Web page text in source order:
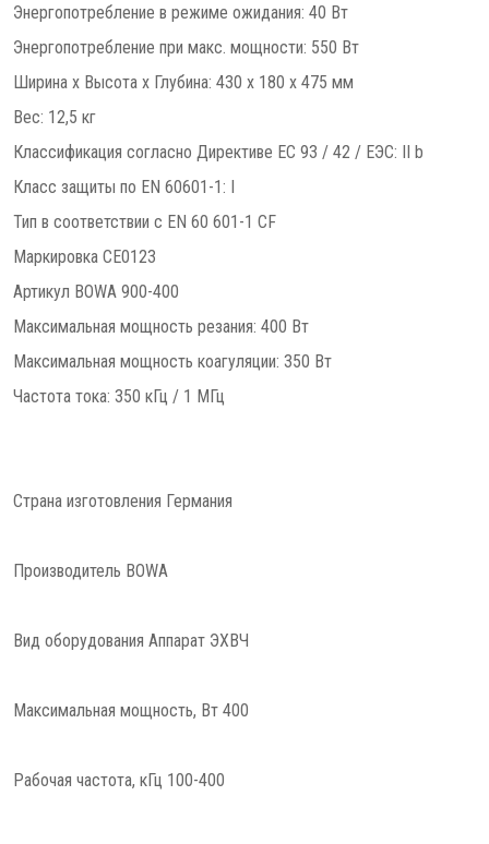
Энергопотребление в режиме ожидания: 40 Вт
Энергопотребление при макс. мощности: 550 Вт
Ширина х Высота х Глубина: 430 x 180 x 475 мм
Вес: 12,5 кг
Классификация согласно Директиве ЕС 93 / 42 / EЭС: II b
Класс защиты по EN 60601-1: I
Тип в соответствии с EN 60 601-1 CF
Маркировка CE0123
Артикул BOWA 900-400
Максимальная мощность резания: 400 Вт
Максимальная мощность коагуляции: 350 Вт
Частота тока: 350 кГц / 1 МГц
Страна изготовления Германия
Производитель BOWA
Вид оборудования Аппарат ЭХВЧ
Максимальная мощность, Вт 400
Рабочая частота, кГц 100-400